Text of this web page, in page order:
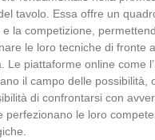
tavolo. Essa offre un
e la competizione,
le loro tecniche di fronte
Le piattaforme online come
il campo delle possibilità,
di confrontarsi con
perfezionano le loro